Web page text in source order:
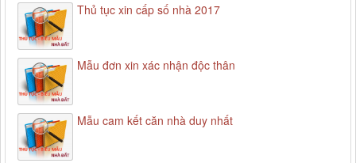
Thủ tục xin cấp số nhà 2017
Mẫu đơn xin xác nhận độc thân
Mẫu cam kết căn nhà duy nhất